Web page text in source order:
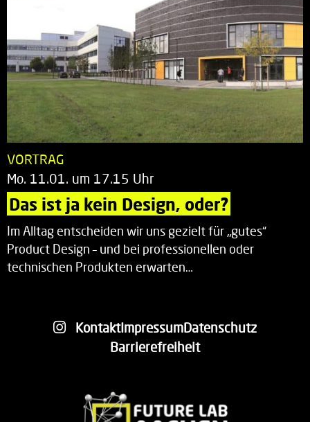
VORTRAG
Mo. 11.01. um 17.15 Uhr
Das ist ja kein Design, oder?
Im Alltag entscheiden wir uns gezielt für „gutes“
Product Design – und bei professionellen oder
technischen Produkten erwarten…
KontaktImpressumDatenschutz
Barrierefreiheit